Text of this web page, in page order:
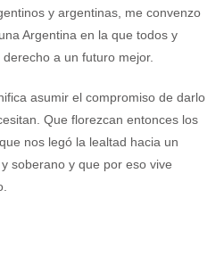
y argentinas, me convenzo
Argentina en la que todos y
a un futuro mejor.
asumir el compromiso de darlo
Que florezcan entonces los
nos legó la lealtad hacia un
soberano y que por eso vive